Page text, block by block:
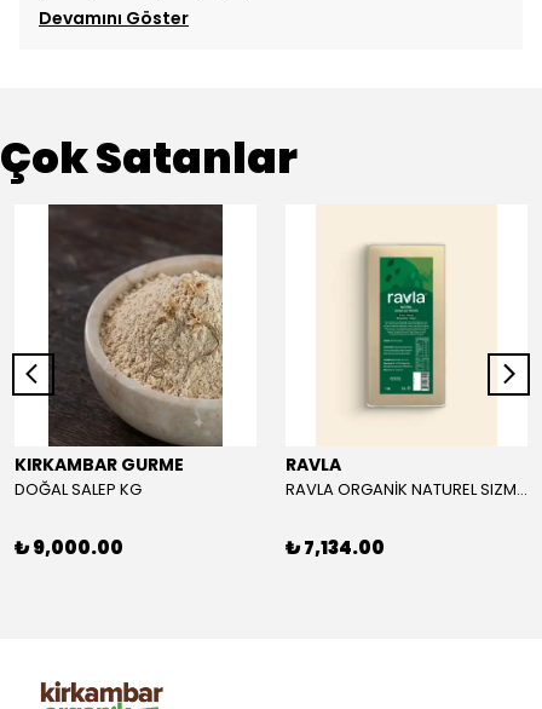
Devamını Göster
Çok Satanlar
KIRKAMBAR GURME
DOĞAL SALEP KG
₺ 9,000.00
RAVLA
RAVLA ORGANİK NATUREL SIZMA ZEYTİNYAĞI 5L
₺ 7,134.00